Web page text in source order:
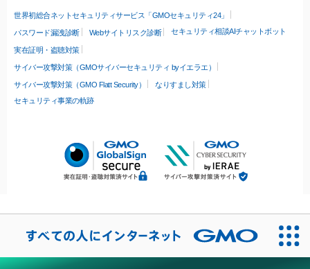
世界初総合ネットセキュリティサービス「GMOセキュリティ24」
パスワード漏洩診断 Webサイトリスク診断 セキュリティ相談AIチャットボット
実在証明・盗聴対策
サイバー攻撃対策（GMOサイバーセキュリティ byイエラエ）
サイバー攻撃対策（GMO Flatt Security）
なりすまし対策
セキュリティ事業の軌跡